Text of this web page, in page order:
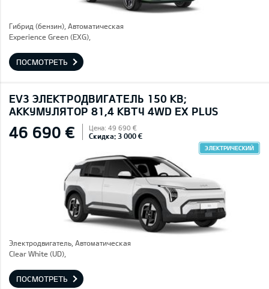
Гибрид (бензин), Автоматическая
Experience Green (EXG),
ПОСМОТРЕТЬ
EV3 ЭЛЕКТРОДВИГАТЕЛЬ 150 КВ;
AККУМУЛЯТОР 81,4 КВТЧ 4WD EX PLUS
46 690 € Цена: 49 690 €
Скидка: 3 000 €
ЭЛЕКТРИЧЕСКИЙ
Электродвигатель, Автоматическая
Clear White (UD),
ПОСМОТРЕТЬ